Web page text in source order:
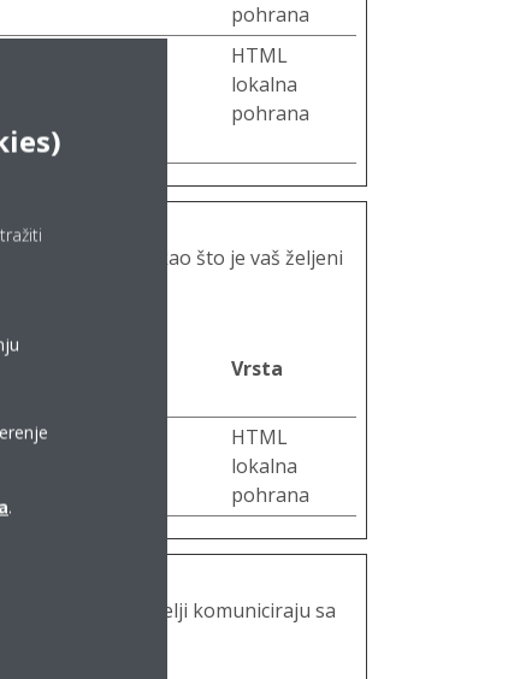
pohrana
HTML
lokalna
pohrana
ili izgleda, kao što je vaš željeni
Vrsta
Trajni
HTML
lokalna
pohrana
način posjetitelji komuniciraju sa
.